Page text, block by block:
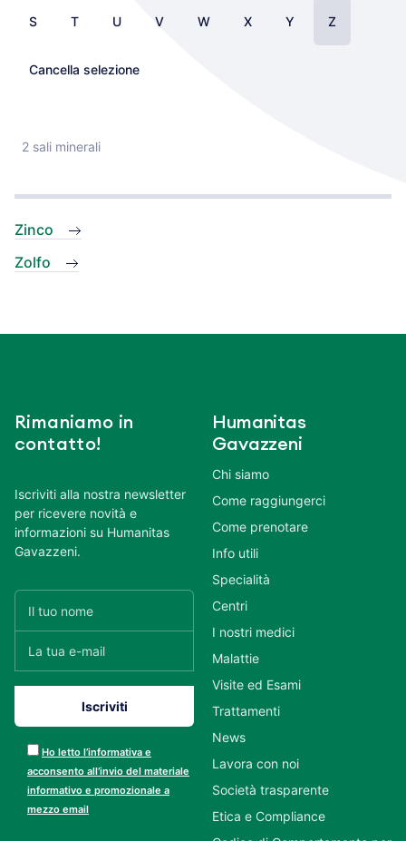
S T U V W X Y Z
Cancella selezione
2 sali minerali
Zinco
Zolfo
Rimaniamo in
contatto!
Iscriviti alla nostra newsletter
per ricevere novità e
informazioni su Humanitas
Gavazzeni.
Ho letto l’informativa e
acconsento all’invio del materiale
informativo e promozionale a
mezzo email
Humanitas
Gavazzeni
Chi siamo
Come raggiungerci
Come prenotare
Info utili
Specialità
Centri
I nostri medici
Malattie
Visite ed Esami
Trattamenti
News
Lavora con noi
Società trasparente
Etica e Compliance